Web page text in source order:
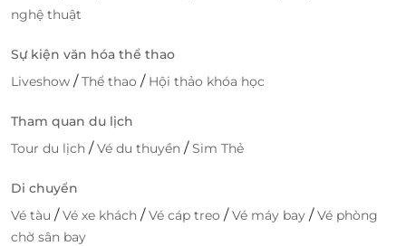
nghệ thuật
Sự kiện văn hóa thể thao
Liveshow /Thể thao / Hội thảo khóa học
Tham quan du lịch
Tour du lịch /Vé du thuyền /Sim Thẻ
Di chuyển
Vé tàu /Vé xe khách /Vé cáp treo /Vé máy bay /Vé phòng
chờ sân bay